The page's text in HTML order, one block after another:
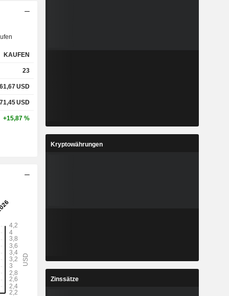
KAUFEN
23
61,67USD
71,45USD
+15,87 %
Kryptowährungen
Zinssätze